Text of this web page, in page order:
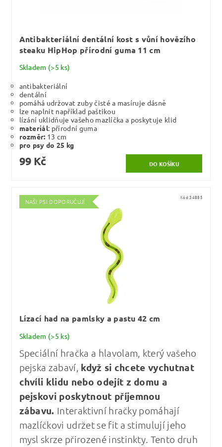
Antibakteriální dentální kost s vůní hovězího
steaku HipHop přírodní guma 11 cm
Skladem (>5 ks)
antibakteriální
dentální
pomáhá udržovat zuby čisté a masíruje dásně
lze naplnit například paštikou
lízání uklidňuje vašeho mazlíčka a poskytuje klid
materiál: přírodní guma
rozměr: 13 cm
pro psy do 25 kg
99 Kč
NAŠI PSI DOPORUČUJÍ
Kód:34885
Lízací had na pamlsky a pastu 42 cm
Skladem (>5 ks)
Speciální hračka a hlavolam, který vašeho
pejska zabaví, když si chcete vychutnat
chvíli klidu nebo odejít z domu a
pejskovi poskytnout příjemnou
zábavu. Interaktivní hračky pomáhají
mazlíčkovi udržet se fit a stimulují jeho
mysl skrze přirozené instinkty. Tento druh